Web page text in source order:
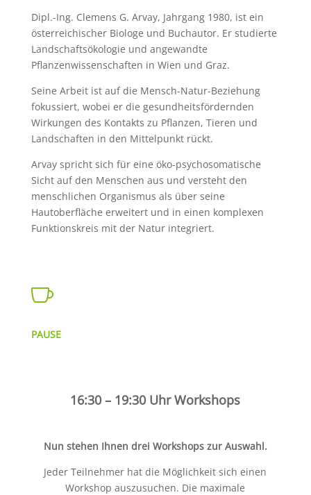
Dipl.-Ing. Clemens G. Arvay, Jahrgang 1980, ist ein
österreichischer Biologe und Buchautor. Er studierte
Landschaftsökologie und angewandte
Pflanzenwissenschaften in Wien und Graz.
Seine Arbeit ist auf die Mensch-Natur-Beziehung
fokussiert, wobei er die gesundheitsfördernden
Wirkungen des Kontakts zu Pflanzen, Tieren und
Landschaften in den Mittelpunkt rückt.
Arvay spricht sich für eine öko-psychosomatische
Sicht auf den Menschen aus und versteht den
menschlichen Organismus als über seine
Hautoberfläche erweitert und in einen komplexen
Funktionskreis mit der Natur integriert.

PAUSE
16:30 – 19:30 Uhr Workshops
Nun stehen Ihnen drei Workshops zur Auswahl.
Jeder Teilnehmer hat die Möglichkeit sich einen
Workshop auszusuchen. Die maximale